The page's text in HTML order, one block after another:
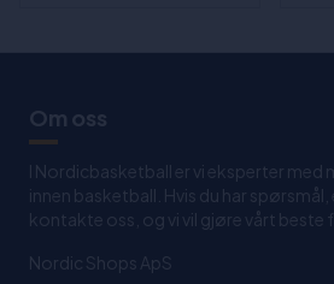
Om oss
I Nordicbasketball er vi eksperter med
innen basketball. Hvis du har
kontakte oss, og vi vil gjøre vårt beste
Nordic Shops ApS